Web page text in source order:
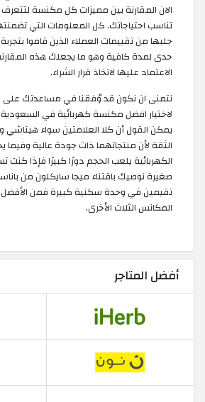
الان المقارنة بين مميزات كل مكنسة
تناسب احتياجاتك. كل المعلومات التي
جلبها من تقييمات العملاء الذين قاموا
حدى لمدة كافية وهو ما يجعلك هذه
الاعتماد عليها لاتخاذ قرار الشراء.
نتمنى ان نكون قد وُفقنا في مساعدتك على
لاختيار افضل مكنسة كهربائية في السعودية
يمكن القول أن كلا العلامتين سواء هيتاشي
الثقة لأن منتجاتهما ذات جودة عالية
الكهربائية يلعب الحجم دورًا كبيرًا فإذا
صغيرة نوصيك باقتناء ميجا سايكلون من
تقيمين في وحدة سكنية كبيرة فمن الأفضل
المكانس الثلاث الأخرى.
أفضل المتاجر